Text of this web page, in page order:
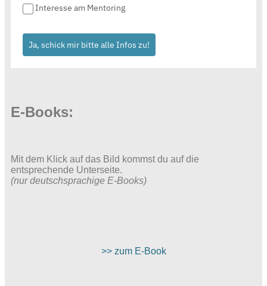
Interesse am Mentoring
Ja, schick mir bitte alle Infos zu!
E-Books:
Mit dem Klick auf das Bild kommst du auf die
entsprechende Unterseite.
(nur deutschsprachige E-Books)
>> zum E-Book